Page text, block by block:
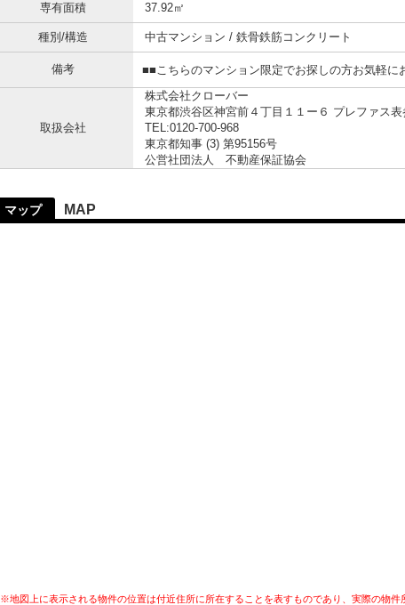
専有面積 37.92㎡
種別/構造 中古マンション / 鉄骨鉄筋コンクリート
備考 ■■こちらのマンション限定でお探しの方お気軽に
取扱会社
株式会社クローバー
東京都渋谷区神宮前４丁目１１ー６ プレファス
TEL:0120-700-968
東京都知事 (3) 第95156号
公営社団法人 不動産保証協会
マップ MAP
※地図上に表示される物件の位置は付近住所に所在することを表すものであり、実際の物件